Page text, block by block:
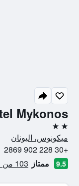
Mykonos
2 نجمتين
ميكونوس، اليونان
+30 228 902 2869
9.5 ممتاز 103 من التقييمات تم التحقق منها